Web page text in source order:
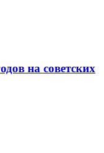
на советских